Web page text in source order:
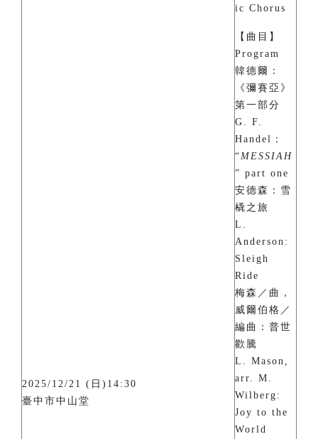
2025/12/21 (日)14:30
臺中市中山堂
ic Chorus
【曲目】
Program
韓德爾：
《彌賽亞》
第一部分
G. F.
Handel：
“MESSIAH
” part one
安德森：雪
橇之旅
L.
Anderson:
Sleigh
Ride
梅森／曲，
威爾伯格／
編曲：普世
歡騰
L. Mason,
arr. M.
Wilberg:
Joy to the
World